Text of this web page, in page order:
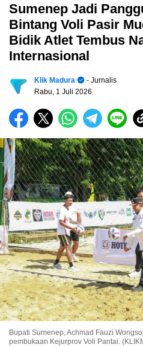
Sumenep Jadi
Bintang Voli Pasir
Bidik Atlet Tembus
Internasional
Klik Madura
- Jurnalis
Rabu, 1 Juli 2026
Bupati Sumenep, Achmad Fauzi
pembukaan Kejurprov Voli Pantai.